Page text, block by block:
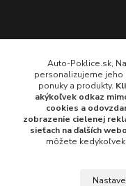
Kontakty
Auto-Poklice.sk
(Po-Pia, 8-16 hod.)
info@auto-poklice.sk
Auto-Poklice.sk,
personalizujeme jeho
ponuky a produkty.
akýkoľvek odkaz
cookies a
zobrazenie cielenej
sieťach na ďalších
môžete